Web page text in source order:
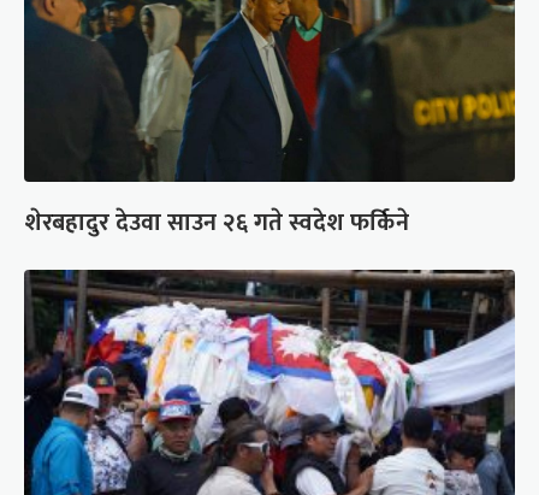
शेरबहादुर देउवा साउन २६ गते स्वदेश फर्किने